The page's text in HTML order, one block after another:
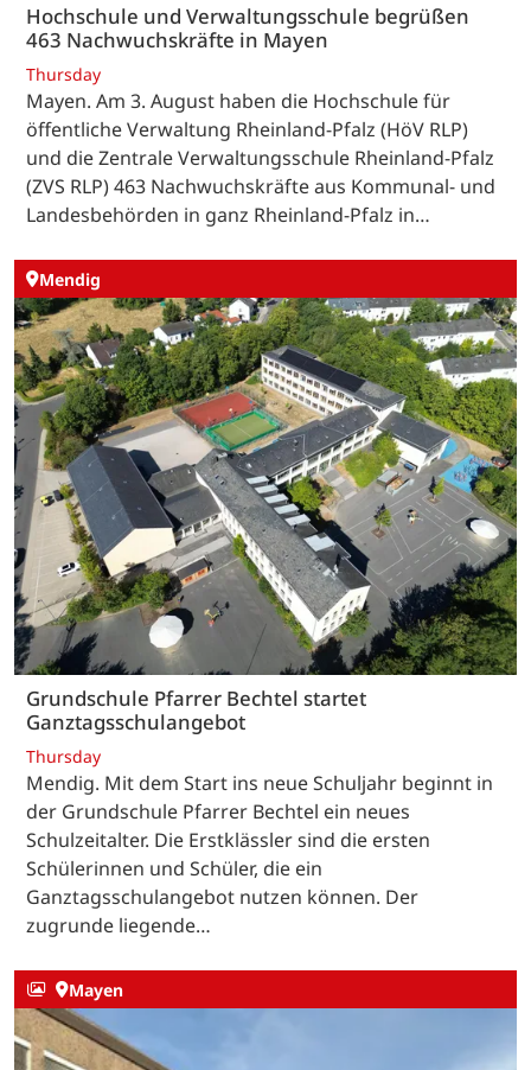
Hochschule und Verwaltungsschule begrüßen
463 Nachwuchskräfte in Mayen
Thursday
Mayen. Am 3. August haben die Hochschule für
öffentliche Verwaltung Rheinland-Pfalz (HöV RLP)
und die Zentrale Verwaltungsschule Rheinland-Pfalz
(ZVS RLP) 463 Nachwuchskräfte aus Kommunal- und
Landesbehörden in ganz Rheinland-Pfalz in…
Mendig
Grundschule Pfarrer Bechtel startet
Ganztagsschulangebot
Thursday
Mendig. Mit dem Start ins neue Schuljahr beginnt in
der Grundschule Pfarrer Bechtel ein neues
Schulzeitalter. Die Erstklässler sind die ersten
Schülerinnen und Schüler, die ein
Ganztagsschulangebot nutzen können. Der
zugrunde liegende…
Mayen